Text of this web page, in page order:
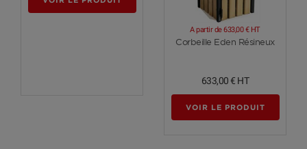
Voir plus
Corbeille Eden Résineux
A partir de633,00 € HT
633,00 € HT
VOIR LE PRODUIT